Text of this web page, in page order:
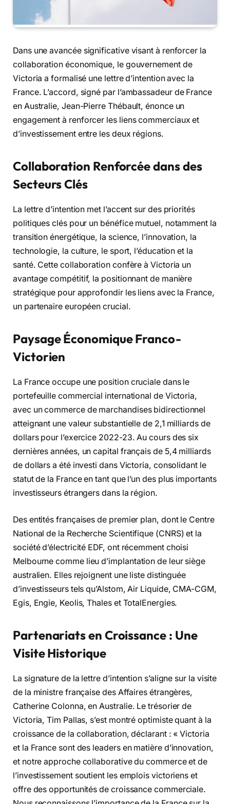
Dans une avancée significative visant à renforcer la
collaboration économique, le gouvernement de
Victoria a formalisé une lettre d’intention avec la
France. L’accord, signé par l’ambassadeur de France
en Australie, Jean-Pierre Thébault, énonce un
engagement à renforcer les liens commerciaux et
d’investissement entre les deux régions.
Collaboration Renforcée dans des
Secteurs Clés
La lettre d’intention met l’accent sur des priorités
politiques clés pour un bénéfice mutuel, notamment la
transition énergétique, la science, l’innovation, la
technologie, la culture, le sport, l’éducation et la
santé. Cette collaboration confère à Victoria un
avantage compétitif, la positionnant de manière
stratégique pour approfondir les liens avec la France,
un partenaire européen crucial.
Paysage Économique Franco-
Victorien
La France occupe une position cruciale dans le
portefeuille commercial international de Victoria,
avec un commerce de marchandises bidirectionnel
atteignant une valeur substantielle de 2,1 milliards de
dollars pour l’exercice 2022-23. Au cours des six
dernières années, un capital français de 5,4 milliards
de dollars a été investi dans Victoria, consolidant le
statut de la France en tant que l’un des plus importants
investisseurs étrangers dans la région.
Des entités françaises de premier plan, dont le Centre
National de la Recherche Scientifique (CNRS) et la
société d’électricité EDF, ont récemment choisi
Melbourne comme lieu d’implantation de leur siège
australien. Elles rejoignent une liste distinguée
d’investisseurs tels qu’Alstom, Air Liquide, CMA-CGM,
Egis, Engie, Keolis, Thales et TotalEnergies.
Partenariats en Croissance : Une
Visite Historique
La signature de la lettre d’intention s’aligne sur la visite
de la ministre française des Affaires étrangères,
Catherine Colonna, en Australie. Le trésorier de
Victoria, Tim Pallas, s’est montré optimiste quant à la
croissance de la collaboration, déclarant : « Victoria
et la France sont des leaders en matière d’innovation,
et notre approche collaborative du commerce et de
l’investissement soutient les emplois victoriens et
offre des opportunités de croissance commerciale.